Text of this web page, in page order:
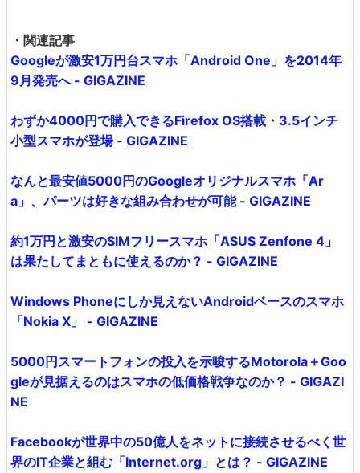
・関連記事
Googleが激安1万円台スマホ「Android One」を2014年
9月発売へ - GIGAZINE
わずか4000円で購入できるFirefox OS搭載・3.5インチ
小型スマホが登場 - GIGAZINE
なんと最安値5000円のGoogleオリジナルスマホ「Ar
a」、パーツは好きな組み合わせが可能 - GIGAZINE
約1万円と激安のSIMフリースマホ「ASUS Zenfone 4」
は果たしてまともに使えるのか？ - GIGAZINE
Windows Phoneにしか見えないAndroidベースのスマホ
「Nokia X」 - GIGAZINE
5000円スマートフォンの投入を示唆するMotorola＋Goo
gleが見据えるのはスマホの低価格戦争なのか？ - GIGAZI
NE
Facebookが世界中の50億人をネットに接続させるべく世
界のIT企業と組む「Internet.org」とは？ - GIGAZINE